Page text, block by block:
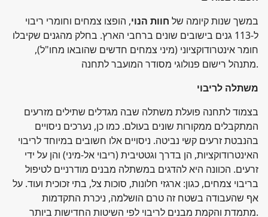
במשך שנות קיומה של חוות הנוי, הופצו צמחים וחומרי ריבוי
ל-113 גנים בישובים שונים ברחבי הארץ. בחלק מהגנים שקיבלו
חומר אינטרודוקציוני (מיני צמחים חדשים שהובאו מחו"ל),
מתנהל רישום פנולוגי מסודר המועבר לתחנה.
משתלה לריבוי
בצמוד לתחנה פועלת משתלה שבה מגדלים שתילים מזרעים
המתקבלים ממקורות שונים בעולם. כמו כן, נערכים ניסויים
בהנבטת זרעים קשי נביטה. ניסויים אלו חשובים במיוחד לריבוי
האינטרודוקציות, הן בדרך וגטטיבית (ריבוי אל-מיני) והן על ידי
זרעים. הכוונה היא להדגים במשתלה מבנים מודרניים לטיפול
בריבוי צמחים, כגון: ארגזי חלונות, סוכות צל, בתי זכוכית ועוד. על
אף שהעבודה בשטח זה טרם הושלמה, ניכרת התקדמות
מתמדת והקמת מבנים לריבוי לפי השיטות החדישות ביותר.